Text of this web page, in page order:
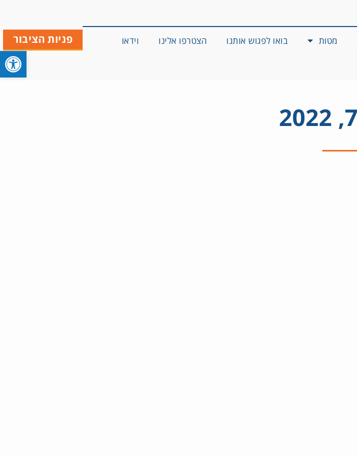
פניות הציבור מטות בואו לפגוש אותנו הצטרפו אלינו וידאו
פתח